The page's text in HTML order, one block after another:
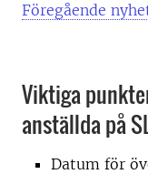
Föregående
Viktiga
anställda på
Datum för